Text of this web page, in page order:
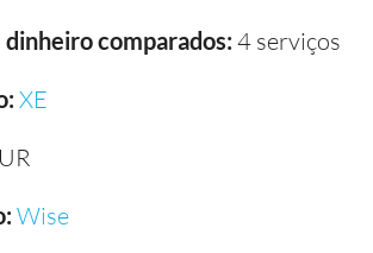
comparados: 4 serviços
XE
Wise